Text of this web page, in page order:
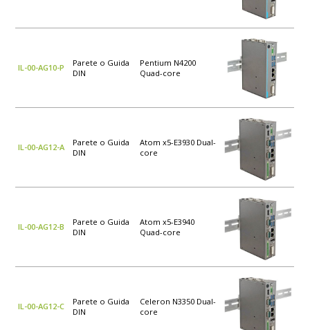
IL-00-AG10-P
Parete o Guida
DIN
Pentium N4200
Quad-core
IL-00-AG12-A
Parete o Guida
DIN
Atom x5-E3930 Dual-
core
IL-00-AG12-B
Parete o Guida
DIN
Atom x5-E3940
Quad-core
IL-00-AG12-C
Parete o Guida
DIN
Celeron N3350 Dual-
core